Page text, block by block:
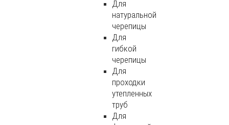
Для
натуральной
черепицы
Для
гибкой
черепицы
Для
проходки
утепленных
труб
Для